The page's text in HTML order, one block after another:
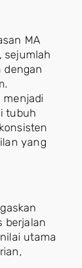
MA
sejumlah
dengan
menjadi
tubuh
yang
berjalan
utama